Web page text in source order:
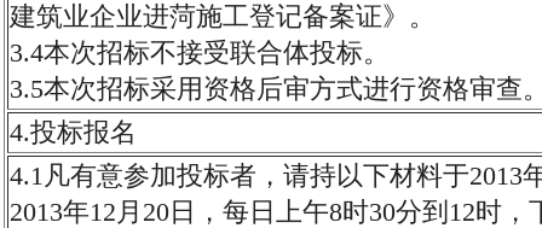
建筑业企业进菏施工登记备案证》。
3.4本次招标不接受联合体投标。
3.5本次招标采用资格后审方式进行资格审查
4.投标报名
4.1凡有意参加投标者，请持以下材料于2013
2013年12月20日，每日上午8时30分到12时，